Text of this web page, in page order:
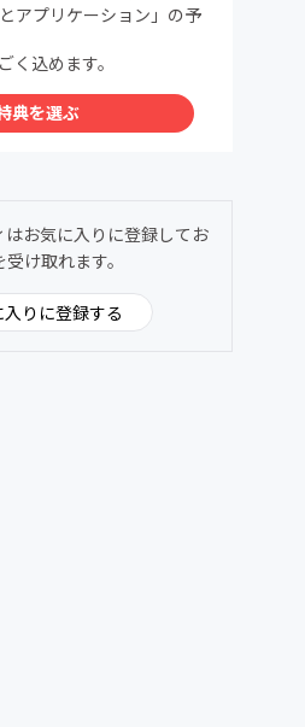
アプリケーション」の予
く込めます。
典を選ぶ
お気に入りに登録してお
け取れます。
入りに登録する